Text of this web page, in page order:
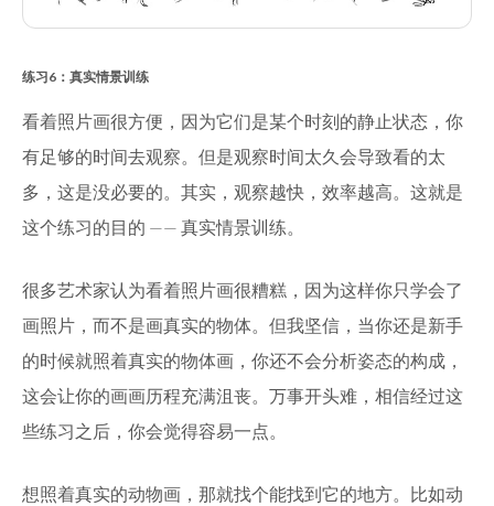
练习6：真实情景训练
看着照片画很方便，因为它们是某个时刻的静止状态，你
有足够的时间去观察。但是观察时间太久会导致看的太
多，这是没必要的。其实，观察越快，效率越高。这就是
这个练习的目的 —— 真实情景训练。
很多艺术家认为看着照片画很糟糕，因为这样你只学会了
画照片，而不是画真实的物体。但我坚信，当你还是新手
的时候就照着真实的物体画，你还不会分析姿态的构成，
这会让你的画画历程充满沮丧。万事开头难，相信经过这
些练习之后，你会觉得容易一点。
想照着真实的动物画，那就找个能找到它的地方。比如动